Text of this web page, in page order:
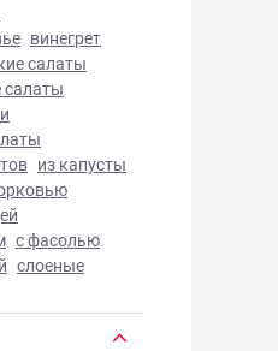
винегрет
салаты
салаты
из капусты
с фасолью
слоеные